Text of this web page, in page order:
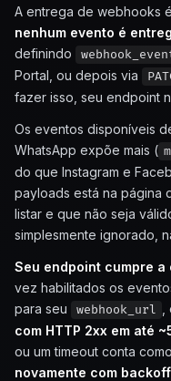
A entrega de webhooks é
nenhum evento é
definindo
Portal, ou depois via
fazer isso, seu endpoint
Os eventos disponíveis
WhatsApp expõe mais (
do que Instagram e
payloads está na página
listar e que não seja
simplesmente ignorado,
Seu endpoint cumpre
vez habilitados os
para seu
webhook_url
com HTTP 2xx em até
ou um timeout conta
novamente com